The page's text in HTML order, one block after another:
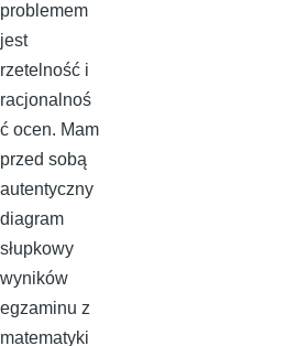
problemem
jest
rzetelność i
racjonalnoś
ć ocen. Mam
przed sobą
autentyczny
diagram
słupkowy
wyników
egzaminu z
matematyki